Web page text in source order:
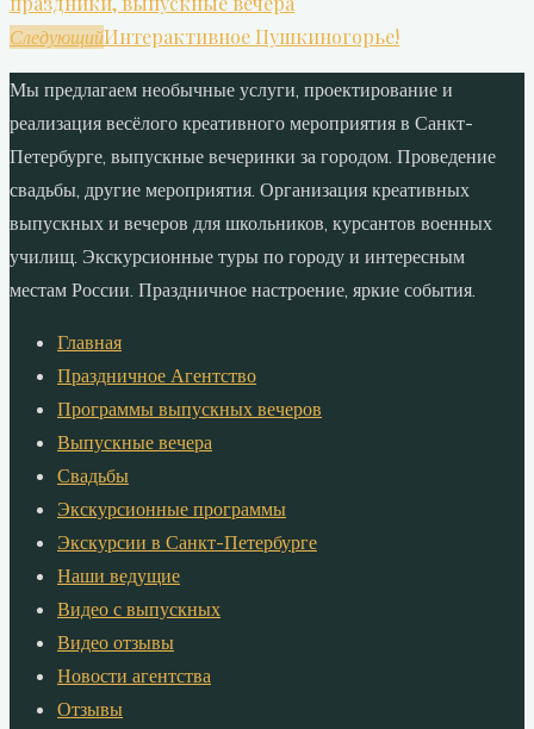
СледующийИнтерактивное Пушкиногорье!
Мы предлагаем необычные услуги, проектирование и
реализация весёлого креативного мероприятия в Санкт-
Петербурге, выпускные вечеринки за городом. Проведение
свадьбы, другие мероприятия. Организация креативных
выпускных и вечеров для школьников, курсантов военных
училищ. Экскурсионные туры по городу и интересным
местам России. Праздничное настроение, яркие события.
Главная
Праздничное Агентство
Программы выпускных вечеров
Выпускные вечера
Свадьбы
Экскурсионные программы
Экскурсии в Санкт-Петербурге
Наши ведущие
Видео с выпускных
Видео отзывы
Новости агентства
Отзывы